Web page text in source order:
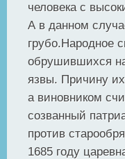
человека с
А в данном
грубо.Народное
обрушившихся
язвы. Причину
а виновником
созванный
против
1685 году